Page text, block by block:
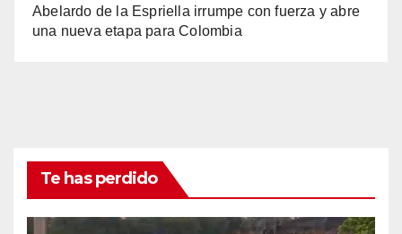
Abelardo de la Espriella irrumpe con fuerza y abre
una nueva etapa para Colombia
Te has perdido